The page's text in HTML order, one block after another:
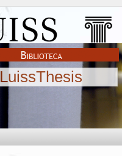
LuissThesis